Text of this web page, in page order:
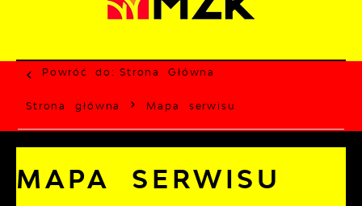
Powróć do: Strona Główna
Strona główna Mapa serwisu
MAPA SERWISU